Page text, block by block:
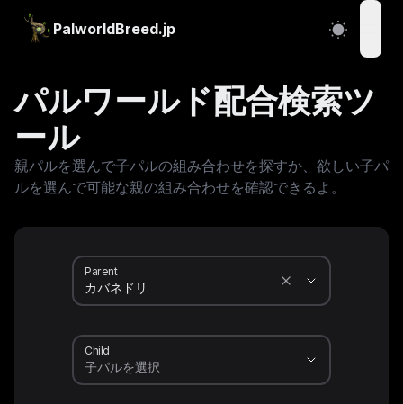
PalworldBreed.jp
パルワールド配合検索ツ
ール
親パルを選んで子パルの組み合わせを探すか、欲しい子パ
ルを選んで可能な親の組み合わせを確認できるよ。
Parent
Child